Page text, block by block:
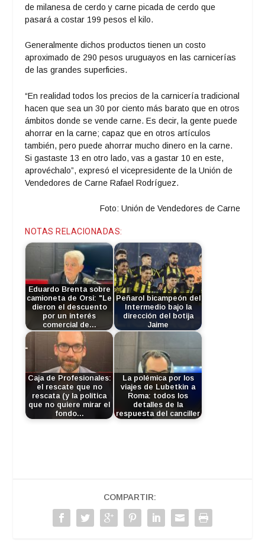
de milanesa de cerdo y carne picada de cerdo que
pasará a costar 199 pesos el kilo.
Generalmente dichos productos tienen un costo
aproximado de 290 pesos uruguayos en las carnicerías
de las grandes superficies.
“En realidad todos los precios de la carnicería tradicional
hacen que sea un 30 por ciento más barato que en otros
ámbitos donde se vende carne. Es decir, la gente puede
ahorrar en la carne; capaz que en otros artículos
también, pero puede ahorrar mucho dinero en la carne.
Si gastaste 13 en otro lado, vas a gastar 10 en este,
aprovéchalo”, expresó el vicepresidente de la Unión de
Vendedores de Carne Rafael Rodríguez.
Foto: Unión de Vendedores de Carne
NOTAS RELACIONADAS:
Eduardo Brenta sobre
camioneta de Orsi: "Le
dieron el descuento
por un interés
comercial de…
Peñarol bicampeón del
Intermedio bajo la
dirección del botija
Jaime
Caja de Profesionales:
el rescate que no
rescata (y la política
que no quiere mirar el
fondo…
La polémica por los
viajes de Lubetkin a
Roma: todos los
detalles de la
respuesta del canciller
COMPARTIR: